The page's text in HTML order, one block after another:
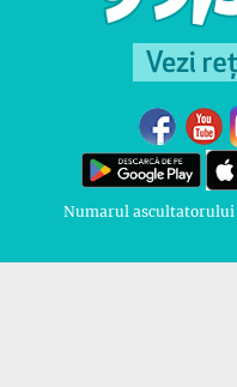
Numarul